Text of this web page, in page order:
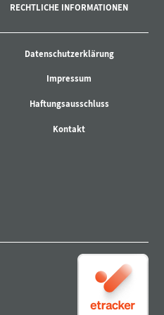
RECHTLICHE INFORMATIONEN
Datenschutzerklärung
Impressum
Haftungsausschluss
Kontakt